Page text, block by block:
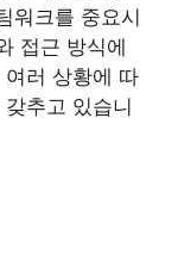
워크를 중요시
접근 방식에
러 상황에 따
추고 있습니